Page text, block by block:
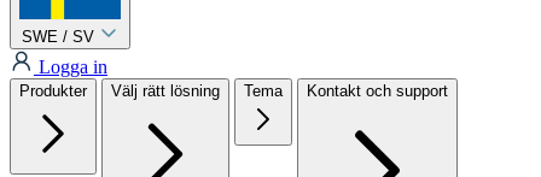
SWE / SV
Logga in
Produkter Välj rätt lösning Tema Kontakt och support